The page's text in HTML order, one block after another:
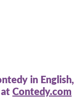
in English,
Contedy.com